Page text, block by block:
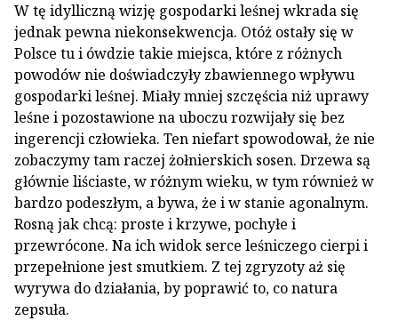
W tę idylliczną wizję gospodarki leśnej wkrada się
jednak pewna niekonsekwencja. Otóż ostały się w
Polsce tu i ówdzie takie miejsca, które z różnych
powodów nie doświadczyły zbawiennego wpływu
gospodarki leśnej. Miały mniej szczęścia niż uprawy
leśne i pozostawione na uboczu rozwijały się bez
ingerencji człowieka. Ten niefart spowodował, że nie
zobaczymy tam raczej żołnierskich sosen. Drzewa są
głównie liściaste, w różnym wieku, w tym również w
bardzo podeszłym, a bywa, że i w stanie agonalnym.
Rosną jak chcą: proste i krzywe, pochyłe i
przewrócone. Na ich widok serce leśniczego cierpi i
przepełnione jest smutkiem. Z tej zgryzoty aż się
wyrywa do działania, by poprawić to, co natura
zepsuła.